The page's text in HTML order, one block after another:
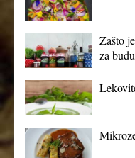
Zašto
za